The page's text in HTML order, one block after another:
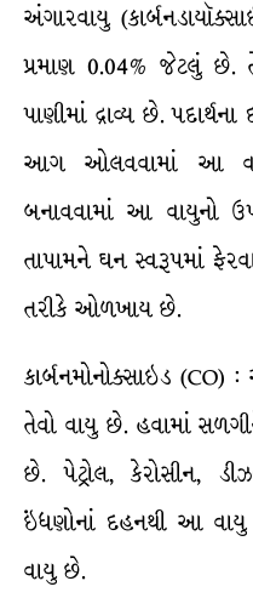
અંગારવાયુ
પ્રમાણ 0.04% જેટલું
પાણીમાં દ્રાવ્ય છે.
આગ ઓલવવામાં આ
બનાવવામાં આ વાયુનો
તાપામને ઘન સ્વરૂપમાં
તરીકે ઓળખાય છે.
કાર્બનમોનોક્સાઇડ
તેવો વાયુ છે. હવામાં
છે. પેટ્રોલ, કેરોસીન,
ઇંધણોનાં દહનથી આ
વાયુ છે.